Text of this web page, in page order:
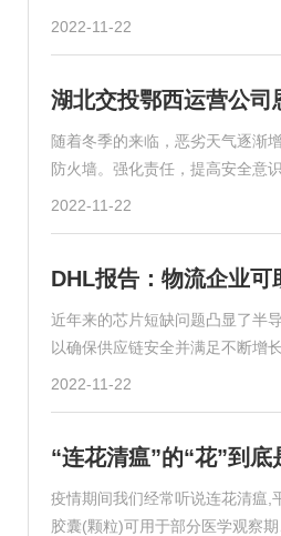
2022-11-22
湖北交投鄂西运营公
随着冬季的来临，恶劣天气逐渐
防火墙。强化责任，提高安全意
2022-11-22
DHL报告：物流企业
近年来的芯片短缺问题凸显了半
以确保供应链安全并满足不断增
2022-11-22
“连花清瘟”的“花”到
疫情期间我们经常听说连花清瘟,
胶囊(颗粒)可用于部分医学观察